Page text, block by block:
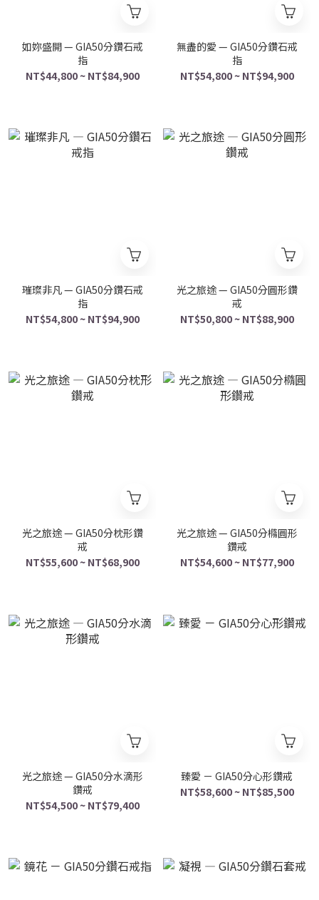
如妳盛開 — GIA50分鑽石戒
指
NT$44,800 ~ NT$84,900
無盡的愛 — GIA50分鑽石戒
指
NT$54,800 ~ NT$94,900
璀璨非凡 — GIA50分鑽石戒
指
NT$54,800 ~ NT$94,900
光之旅途 — GIA50分圓形鑽
戒
NT$50,800 ~ NT$88,900
光之旅途 — GIA50分枕形鑽
戒
NT$55,600 ~ NT$68,900
光之旅途 — GIA50分橢圓形
鑽戒
NT$54,600 ~ NT$77,900
光之旅途 — GIA50分水滴形
鑽戒
NT$54,500 ~ NT$79,400
臻愛 － GIA50分心形鑽戒
NT$58,600 ~ NT$85,500